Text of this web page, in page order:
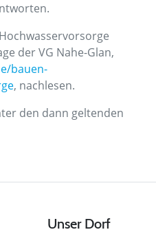
der VG Nahe-Glan,
bauen-
, nachlesen.
den dann geltenden
Unser Dorf